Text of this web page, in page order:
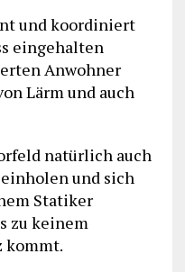
und koordiniert
eingehalten
Anwohner
Lärm und auch
natürlich auch
und sich
Statiker
zu keinem